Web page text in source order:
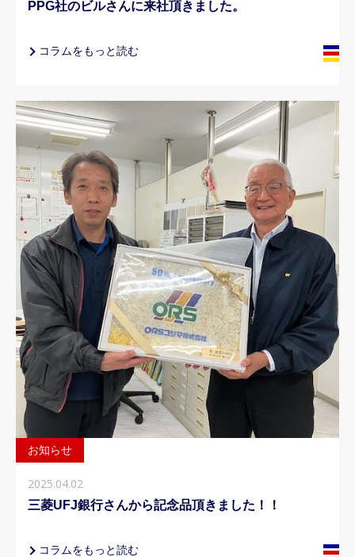
PPG社のビルさんに来社頂きました。
コラムをもっと読む
お知らせ
2025.04.02
三菱UFJ銀行さんから記念品頂きました！！
コラムをもっと読む